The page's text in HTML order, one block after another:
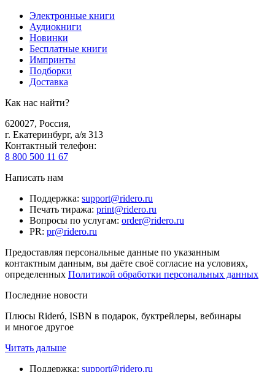
Электронные книги
Аудиокниги
Новинки
Бесплатные книги
Импринты
Подборки
Доставка
Как нас найти?
620027, Россия,
г. Екатеринбург, а/я 313
Контактный телефон:
8 800 500 11 67
Написать нам
Поддержка: support@ridero.ru
Печать тиража: print@ridero.ru
Вопросы по услугам: order@ridero.ru
PR: pr@ridero.ru
Предоставляя персональные данные по указанным
контактным данным, вы даёте своё согласие на условиях,
определенных Политикой обработки персональных данных
Последние новости
Плюсы Rideró, ISBN в подарок, буктрейлеры, вебинары
и многое другое
Читать дальше
Поддержка: support@ridero.ru